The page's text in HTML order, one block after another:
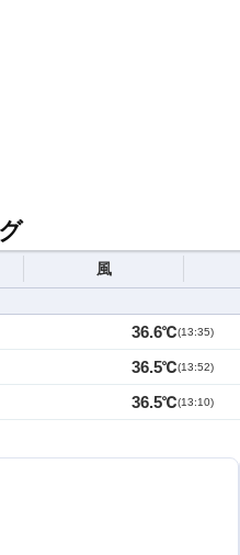
風
36.6℃(13:35)
36.5℃(13:52)
36.5℃(13:10)